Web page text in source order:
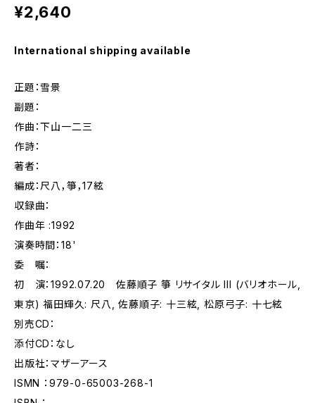
¥2,640
International shipping available
正題：雪景
副題：
作曲：下山一二三
作詩：
著者：
編成：尺八，箏，17絃
収録曲：
作曲年 :1992
演奏時間：18'
委 嘱：
初 演：1992.07.20 佐藤順子 箏 リサイタル III (バリオホール,
東京) 福田輝久: 尺八, 佐藤順子: 十三絃, 松原弓子: 十七絃
別売CD：
添付CD：なし
出版社：マザーアース
ISMN ：979-0-65003-268-1